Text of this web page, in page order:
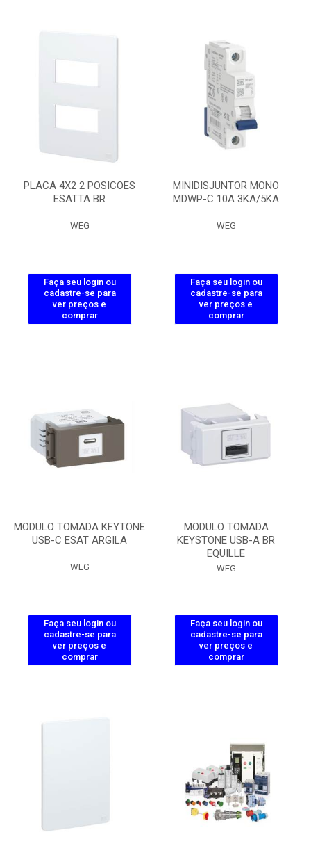
PLACA 4X2 2 POSICOES
ESATTA BR
WEG
Faça seu login ou
cadastre-se para
ver preços e
comprar
MINIDISJUNTOR MONO
MDWP-C 10A 3KA/5KA
WEG
Faça seu login ou
cadastre-se para
ver preços e
comprar
MODULO TOMADA KEYTONE
USB-C ESAT ARGILA
WEG
Faça seu login ou
cadastre-se para
ver preços e
comprar
MODULO TOMADA
KEYSTONE USB-A BR
EQUILLE
WEG
Faça seu login ou
cadastre-se para
ver preços e
comprar